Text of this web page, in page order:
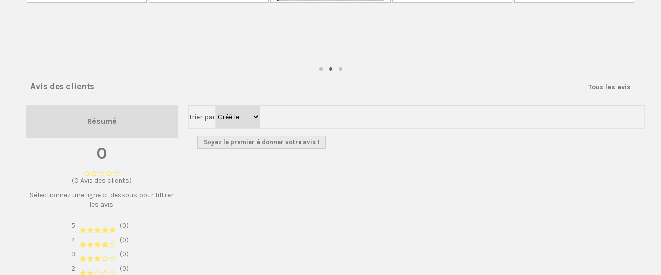
Avis des clients Tous les avis
Résumé
0
(0 Avis des clients)
Sélectionnez une ligne ci-dessous pour filtrer
les avis.
5
(0)
4
(0)
3
(0)
2
(0)
Trier par
Soyez le premier à donner votre avis !